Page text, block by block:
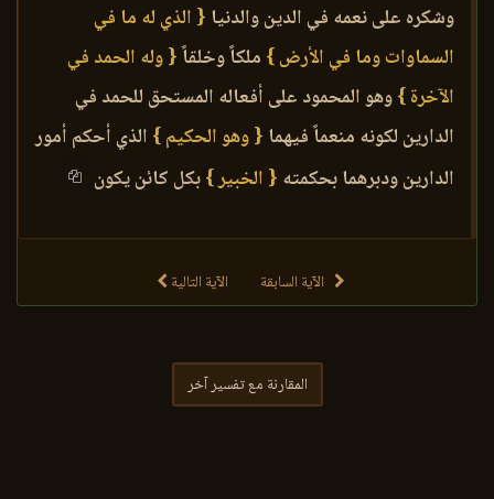
وشكره على نعمه في الدين والدنيا { الذي له ما في
السماوات وما في الأرض } ملكاً وخلقاً{ وله الحمد في
الآخرة }وهو المحمود على أفعاله المستحق للحمد في
الدارين لكونه منعماً فيهما { وهو الحكيم } الذي أحكم أمور
الدارين ودبرهما بحكمته { الخبير }بكل كائن يكون
الآية السابقة الآية التالية
المقارنة مع تفسير آخر